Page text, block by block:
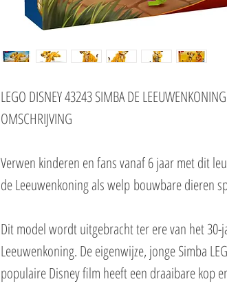
LEGO DISNEY 43243 SIMBA DE
OMSCHRIJVING
Verwen kinderen en fans vanaf 6 jaar met dit
de Leeuwenkoning als welp bouwbare dieren
Dit model wordt uitgebracht ter ere van het 30-
Leeuwenkoning. De eigenwijze, jonge Simba
populaire Disney film heeft een draaibare kop